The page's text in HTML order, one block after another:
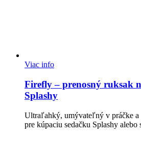
Viac info
Firefly – prenosný ruksak
Splashy
Ultraľahký, umývateľný v práčke a
pre kúpaciu sedačku Splashy alebo